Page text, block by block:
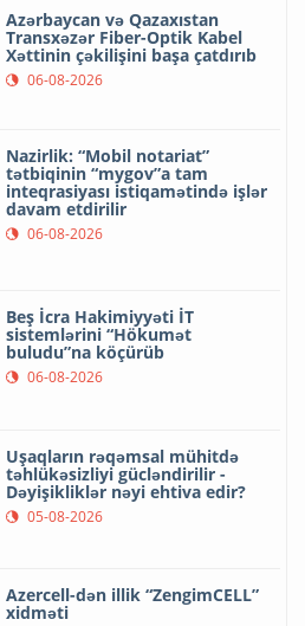
Azərbaycan və Qazaxıstan
Transxəzər Fiber-Optik Kabel
Xəttinin çəkilişini başa çatdırıb
06-08-2026
Nazirlik: “Mobil notariat”
tətbiqinin “mygov”a tam
inteqrasiyası istiqamətində işlər
davam etdirilir
06-08-2026
Beş İcra Hakimiyyəti İT
sistemlərini “Hökumət
buludu”na köçürüb
06-08-2026
Uşaqların rəqəmsal mühitdə
təhlükəsizliyi gücləndirilir -
Dəyişikliklər nəyi ehtiva edir?
05-08-2026
Azercell-dən illik “ZengimCELL”
xidməti